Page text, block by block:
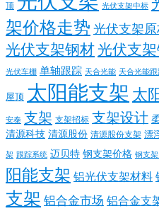
顶 光伏支架中标
架价格走势 光伏支架
光伏支架钢材光伏支
光伏车棚 单轴跟踪 天合光能 天合光能跟
屋顶 太阳能支架 太
安泰 支架 支架招标 支架设计
清源科技 清源股份 清源股份支架 漂
架 跟踪系统 迈贝特 钢支架价格 钢支
阳能支架 铝光伏支架材料
支架 铝合金市场 铝合金支